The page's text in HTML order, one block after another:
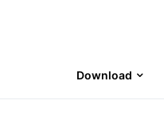
Download